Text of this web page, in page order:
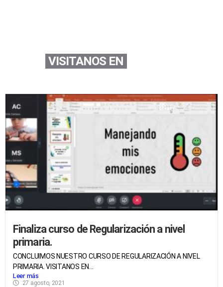
VISITANOS EN
Finaliza curso de Regularización a nivel
primaria.
CONCLUIMOS NUESTRO CURSO DE REGULARIZACIÓN A NIVEL
PRIMARIA. VISITANOS EN...
Leer más
27 agosto, 2021